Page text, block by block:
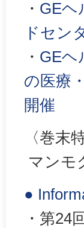
・ GEヘ
ドセン
・ GEヘ
の医療
開催
〈巻末
マンモ
●
・第24